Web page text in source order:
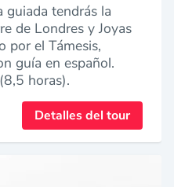
guiada tendrás la
de Londres y Joyas
por el Támesis,
guía en español.
horas).
Detalles del tour